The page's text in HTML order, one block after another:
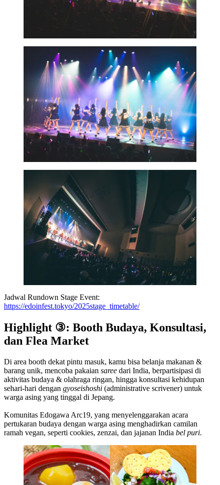
Jadwal Rundown Stage Event:
https://edoinfest.tokyo/2025stage_timetable/
Highlight ③: Booth Budaya, Konsultasi,
dan Flea Market
Di area booth dekat pintu masuk, kamu bisa belanja makanan &
barang unik, mencoba pakaian saree dari India, berpartisipasi di
aktivitas budaya & olahraga ringan, hingga konsultasi kehidupan
sehari-hari dengan gyoseishoshi (administrative scrivener) untuk
warga asing yang tinggal di Jepang.
Komunitas Edogawa Arc19, yang menyelenggarakan acara
pertukaran budaya dengan warga asing menghadirkan camilan
ramah vegan, seperti cookies, zenzai, dan jajanan India bel puri.